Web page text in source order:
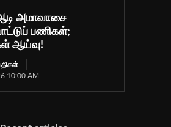
ஆடி அமாவாசை
பணிகள்;
ஆய்வு!
10:00 AM